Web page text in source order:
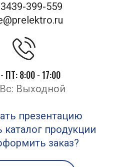
399-559
ПТ: 8:00 - 17:00
Выходной
презентацию
каталог продукции
заказ?